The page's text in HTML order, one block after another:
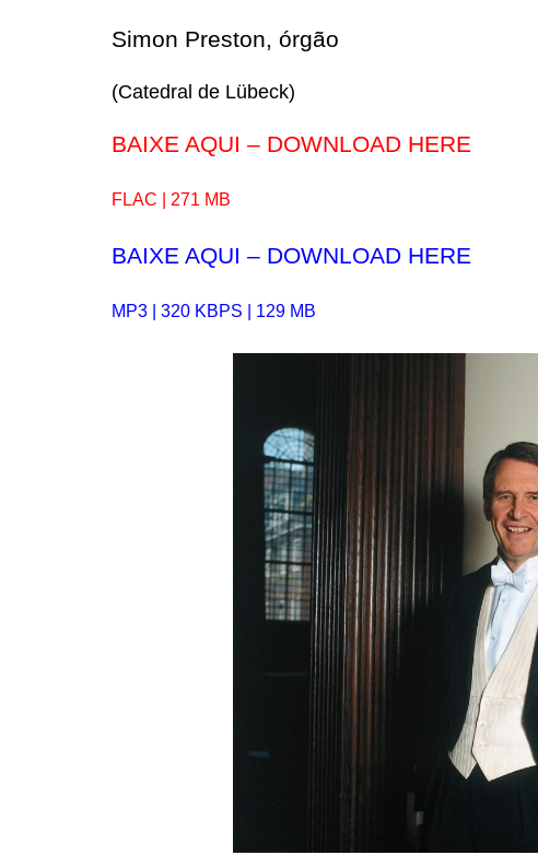
Simon Preston, órgão
(Catedral de Lübeck)
BAIXE AQUI – DOWNLOAD HERE
FLAC | 271 MB
BAIXE AQUI – DOWNLOAD HERE
MP3 | 320 KBPS | 129 MB